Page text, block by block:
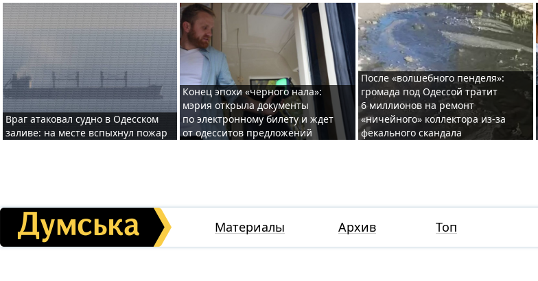
Враг атаковал судно в Одесском
заливе: на месте вспыхнул пожар
Конец эпохи «черного нала»:
мэрия открыла документы
по электронному билету и ждет
от одесситов предложений
После «волшебного пенделя»:
громада под Одессой тратит
6 миллионов на ремонт
«ничейного» коллектора из-за
фекального скандала
Материалы Архив Топ